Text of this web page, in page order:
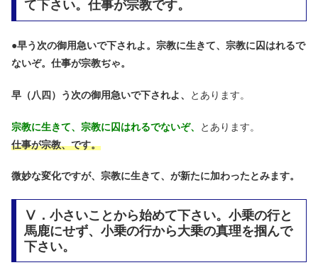
て下さい。仕事が宗教です。
●早う次の御用急いで下されよ。宗教に生きて、宗教に囚はれるで
ないぞ。仕事が宗教ぢゃ。
早（八四）う次の御用急いで下されよ、 とあります。
宗教に生きて、宗教に囚はれるでないぞ、
とあります。
仕事が宗教、です。
微妙な変化ですが、宗教に生きて、が新たに加わったとみます。
Ⅴ．小さいことから始めて下さい。小乗の行と
馬鹿にせず、小乗の行から大乗の真理を掴んで
下さい。